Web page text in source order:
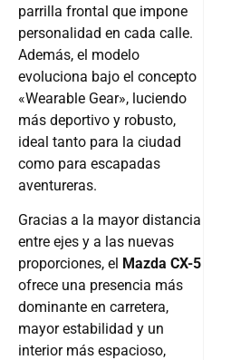
parrilla frontal que impone
personalidad en cada calle.
Además, el modelo
evoluciona bajo el concepto
«Wearable Gear», luciendo
más deportivo y robusto,
ideal tanto para la ciudad
como para escapadas
aventureras.
Gracias a la mayor distancia
entre ejes y a las nuevas
proporciones, el Mazda CX-5
ofrece una presencia más
dominante en carretera,
mayor estabilidad y un
interior más espacioso,